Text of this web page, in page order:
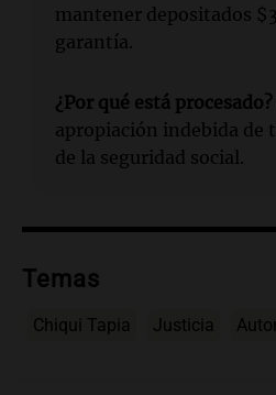
mantener depositados
garantía.
¿Por qué está procesado?
apropiación indebida de
de la seguridad social.
Temas
Chiqui Tapia Justicia